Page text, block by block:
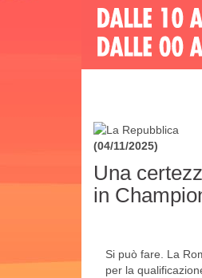
(04/11/2025)
Una
in
Si può fare. La
per la